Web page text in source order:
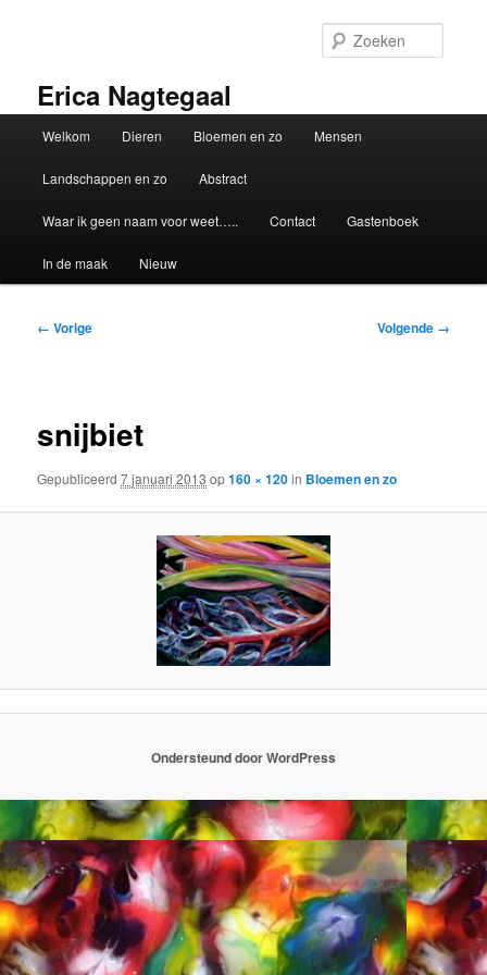
inhoudErica Nagtegaal
Welkom Dieren Bloemen en zo Mensen
Landschappen en zo Abstract
Waar ik geen naam voor weet….. Contact Gastenboek
In de maak Nieuw
Afbeeldingsnavigatie
← Vorige Volgende →
snijbiet
Gepubliceerd7 januari 2013 op160 × 120in Bloemen en zo
Ondersteund door WordPress